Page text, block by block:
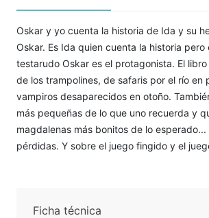
Oskar y yo cuenta la historia de Ida y su
Oskar. Es Ida quien cuenta la historia pero
testarudo Oskar es el protagonista. El
de los trampolines, de safaris por el río en
vampiros desaparecidos en otoño.
más pequeñas de lo que uno recuerda y
magdalenas más bonitos de lo
pérdidas. Y sobre el juego fingido y el
Ficha técnica